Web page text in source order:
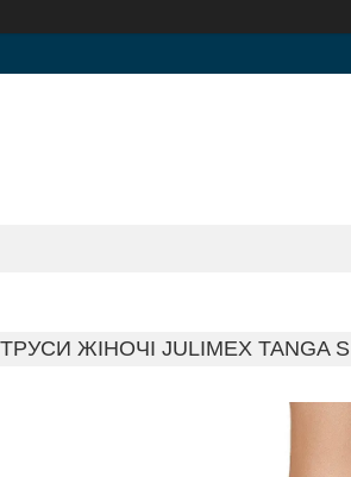
ЖІНОЧІ JULIMEX TANGA S